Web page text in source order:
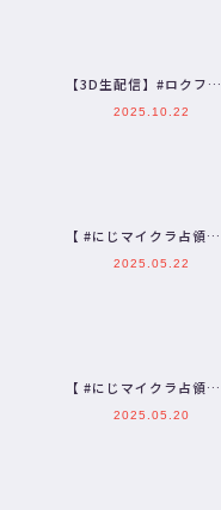
【3D生配信】#ロクフリ
ゲームフェスタ 参加ライ
2025.10.22
【 #にじマイクラ占領
戦 | 東軍】勝利を手にす
2025.05.22
【 #にじマイクラ占領
戦 】俺たちの３日間戦
2025.05.20